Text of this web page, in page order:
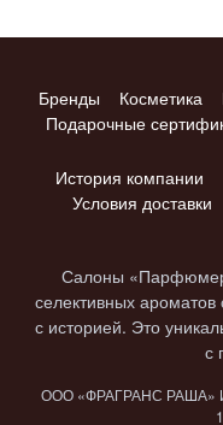
Бренды Косметика
Подарочные
История компании
Условия доставки
Салоны
селективных
с историей. Это
с
ООО «ФРАГРАНС РАША»